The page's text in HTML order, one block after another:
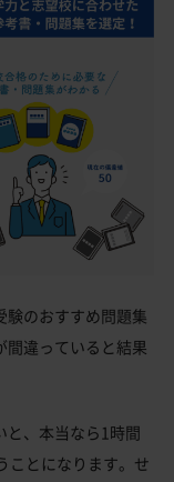
験のおすすめ問題集
間違っていると結果
と、本当なら1時間
ことになります。せ